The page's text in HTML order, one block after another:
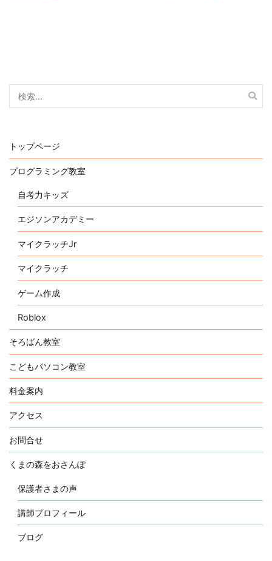
索:
トップページ
プログラミング教室
自考力キッズ
エジソンアカデミー
マイクラッチJr
マイクラッチ
ゲーム作成
Roblox
そろばん教室
こどもパソコン教室
料金案内
アクセス
お問合せ
くまの森をおさんぽ
保護者さまの声
講師プロフィール
ブログ